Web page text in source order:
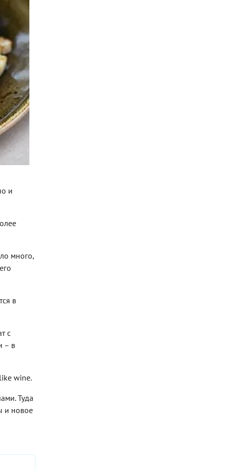
и
много,
в
с
– в
wine.
Туда
и новое